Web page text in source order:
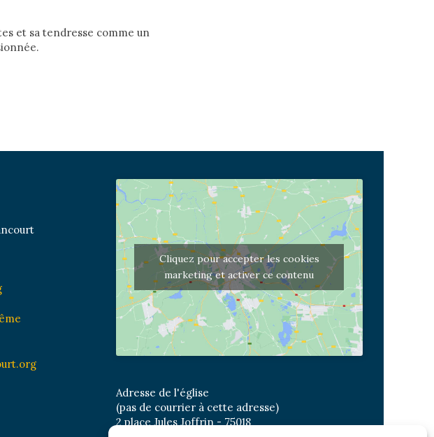
et sa tendresse comme un
Cliquez pour accepter les cookies
marketing et activer ce contenu
Adresse de l'église
(pas de courrier à cette adresse)
2 place Jules Joffrin - 75018